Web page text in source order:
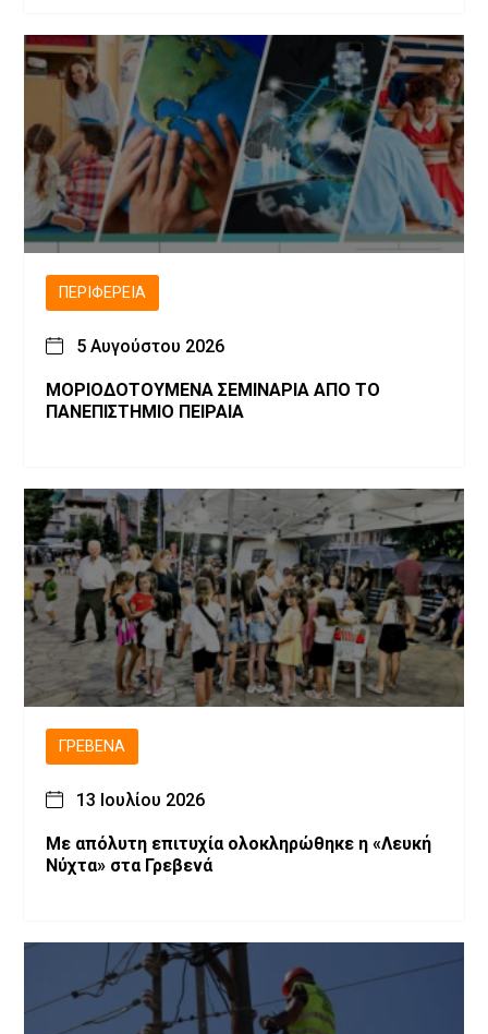
ΠΕΡΙΦΈΡΕΙΑ
5 Αυγούστου 2026
ΜΟΡΙΟΔΟΤΟΥΜΕΝΑ ΣΕΜΙΝΑΡΙΑ ΑΠΟ ΤΟ
ΠΑΝΕΠΙΣΤΗΜΙΟ ΠΕΙΡΑΙΑ
ΓΡΕΒΕΝΆ
13 Ιουλίου 2026
Με απόλυτη επιτυχία ολοκληρώθηκε η «Λευκή
Νύχτα» στα Γρεβενά